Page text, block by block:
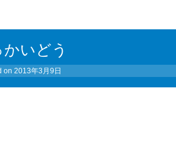
いどう
on 2013年3月9日